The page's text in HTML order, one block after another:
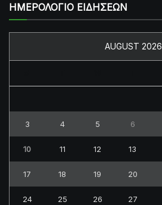
ΗΜΕΡΟΛΟΓΙΟ ΕΙΔΗΣΕΩΝ
AUGUST 2026
3 4 5 6
10 11 12 13
17 18 19 20
24 25 26 27